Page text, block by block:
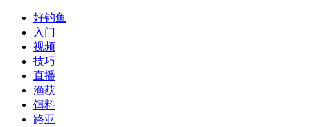
好钓鱼
入门
视频
技巧
直播
渔获
饵料
路亚